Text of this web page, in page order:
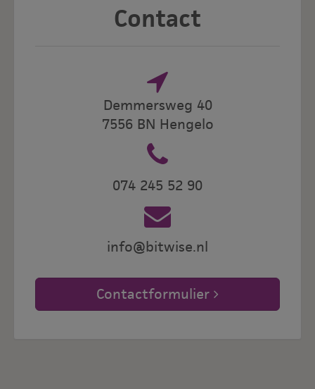
Contact
Demmersweg 40
7556 BN Hengelo
074 245 52 90
info@bitwise.nl
Contactformulier